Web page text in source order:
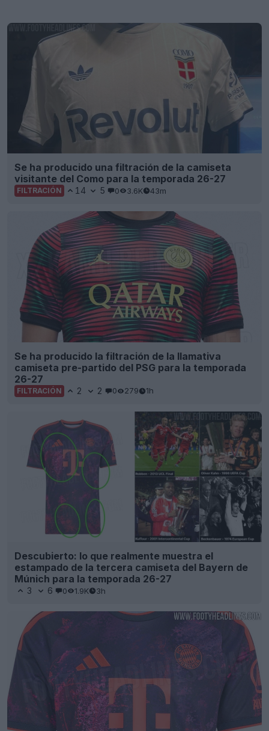
Se ha producido una filtración de la camiseta
visitante del Como para la temporada 26-27
FILTRACIÓN 14 5 0 3.6K 43m
Se ha producido la filtración de la llamativa
camiseta pre-partido del PSG para la temporada
26-27
FILTRACIÓN 2 2 0 279 1h
Descubierto: lo que realmente muestra el
estampado de la tercera camiseta del Bayern de
Múnich para la temporada 26-27
3 6 0 1.9K 3h